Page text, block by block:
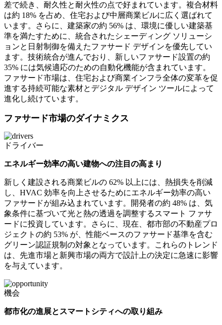
差で続き、耐久性と耐火性の点で好まれています。複合材料
は約 18% を占め、住宅および中層商業ビルに広く選ばれて
います。さらに、建築家の約 56% は、環境に優しい建築基
準を満たすために、統合されたシェーディング ソリューシ
ョンと日射制御を備えたファサード デザインを優先してい
ます。技術統合が進んでおり、新しいファサード設置の約
35% には気候適応のための自動化機能が含まれています。
ファサード市場は、住宅および商業インフラ全体の変革を促
進する持続可能な素材とデジタル デザイン ツールによって
進化し続けています。
ファサード市場のダイナミクス
ドライバー
エネルギー効率の高い建物への注目の高まり
新しく建設される商業ビルの 62% 以上には、熱損失を削減
し、HVAC 効率を向上させるためにエネルギー効率の高い
ファサードが組み込まれています。開発者の約 48% は、気
象条件に基づいて光と熱の透過を調整するスマート ファサ
ードに投資しています。さらに、現在、都市部の不動産プロ
ジェクトの約 53% が、性能ベースのファサード基準を含む
グリーン認証規制の対象となっています。これらのトレンド
は、先進市場と新興市場の両方で設計上の決定に急速に影響
を与えています。
機会
都市化の進展とスマートシティへの取り組み